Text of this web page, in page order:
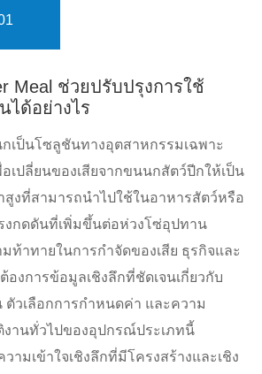
Meal ช่วยปรับปรุงการใช้
ได้อย่างไร
เป็นโซลูชันทางอุตสาหกรรมเฉพาะ
เปลี่ยนของเสียจากขนนกสัตว์ปีกให้เป็น
งที่สามารถนำไปใช้ในอาหารสัตว์หรือ
งกดดันที่เพิ่มขึ้นต่อห่วงโซ่อุปทาน
ท้าทายในการกำจัดของเสีย ธุรกิจและ
องการข้อมูลเชิงลึกที่ชัดเจนเกี่ยวกับ
ตัวเลือกการกำหนดค่า และความ
านทั่วไปของอุปกรณ์ประเภทนี้
ามเข้าใจเชิงลึกที่มีโครงสร้างและเชิง